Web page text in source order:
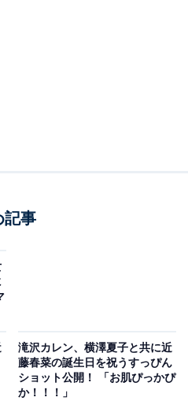
記事
滝沢カレン、横澤夏子と共に近
藤春菜の誕生日を祝うすっぴん
ショット公開！ 「お肌ぴっかぴ
か！！！」